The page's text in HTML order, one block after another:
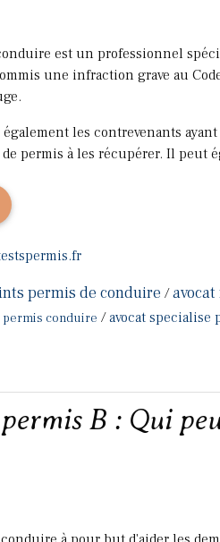
est un professionnel
une infraction grave au
également les contrevenants
permis à les récupérer. Il peut
permis de conduire /
permis conduire /avocat specialise
B : Qui